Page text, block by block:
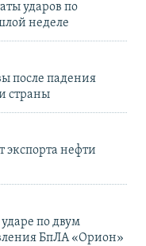
ударов по
неделе
после падения
страны
экспорта нефти
по двум
БпЛА «Орион»